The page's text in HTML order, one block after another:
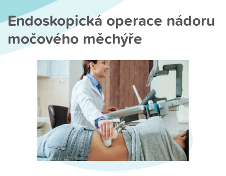
Endoskopická operace nádoru
močového měchýře